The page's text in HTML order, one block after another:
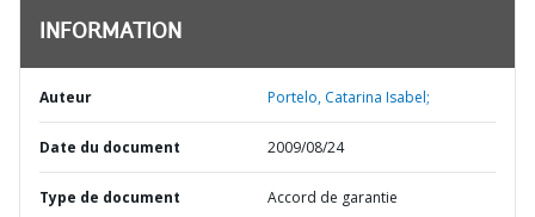
INFORMATION
Auteur Portelo, Catarina Isabel;
Date du document 2009/08/24
Type de document Accord de garantie